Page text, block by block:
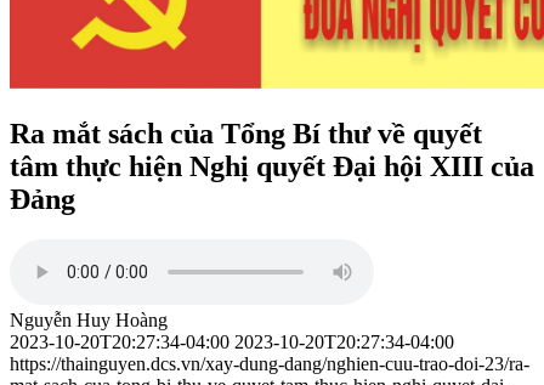
Ra mắt sách của Tổng Bí thư về quyết
tâm thực hiện Nghị quyết Đại hội XIII của
Đảng
Nguyễn Huy Hoàng
2023-10-20T20:27:34-04:00 2023-10-20T20:27:34-04:00
https://thainguyen.dcs.vn/xay-dung-dang/nghien-cuu-trao-doi-23/ra-